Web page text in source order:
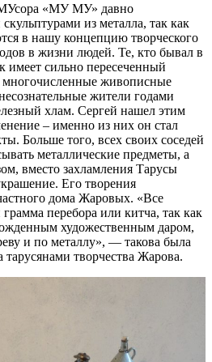
«МУ МУ» давно
из металла, так как
в нашу концепцию творческого
в жизни людей. Те, кто бывал в
имеет сильно пересеченный
многочисленные живописные
жители годами
хлам. Сергей нашел этим
– именно из них он стал
Больше того, всех своих соседей
металлические предметы, а
вместо захламления Тарусы
Его творения
дома Жаровых. «Все
перебора или китча, так как
художественным даром,
и по металлу», — такова была
творчества Жарова.